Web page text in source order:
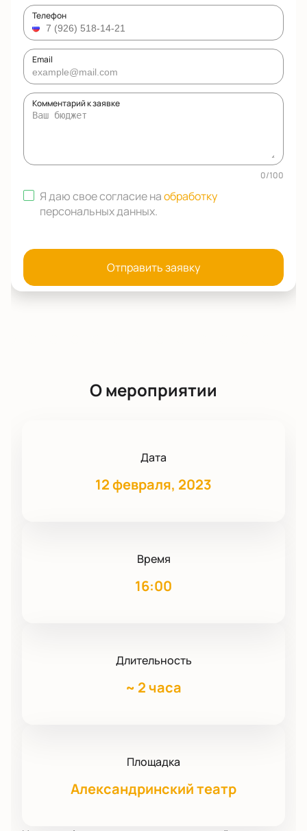
Телефон
Email
Комментарий к заявке
0/100
Я даю свое согласие наобработку
персональных данных.
Отправить заявку
О мероприятии
Дата
12 февраля, 2023
Время
16:00
Длительность
~ 2 часа
Площадка
Александринский театр